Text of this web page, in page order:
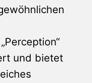
und bietet